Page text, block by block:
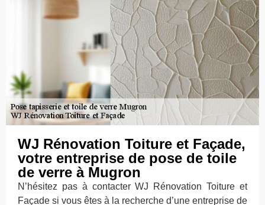
WJ Rénovation Toiture et Façade,
votre entreprise de pose de toile
de verre à Mugron
N’hésitez pas à contacter WJ Rénovation Toiture et
Façade si vous êtes à la recherche d’une entreprise de